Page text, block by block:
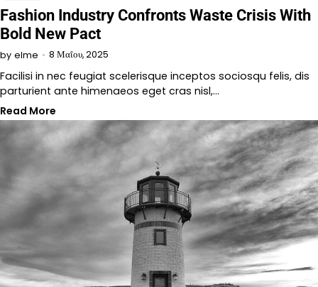
Fashion Industry Confronts Waste Crisis With
Bold New Pact
by elme 8 Μαΐου, 2025
Facilisi in nec feugiat scelerisque inceptos sociosqu felis, dis
parturient ante himenaeos eget cras nisl,…
Read More